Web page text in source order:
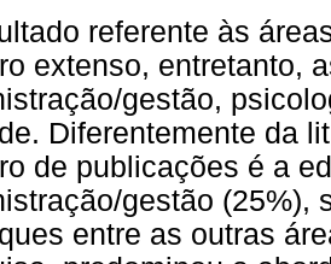
referente às
extenso, entretanto,
gestão,
Diferentemente da
de publicações é a
gestão (25%),
entre as outras